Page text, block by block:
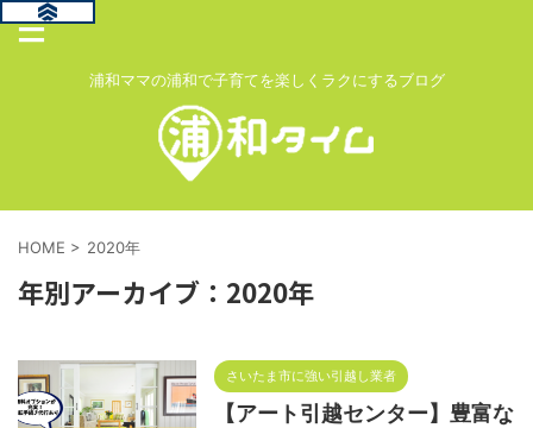
浦和ママの浦和で子育てを楽しくラクにするブログ
HOME > 2020年
年別アーカイブ：2020年
さいたま市に強い引越し業者
【アート引越センター】豊富な